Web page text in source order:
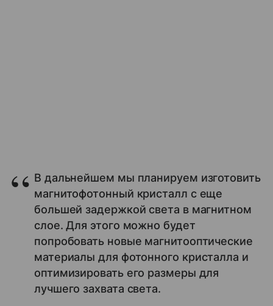
В дальнейшем мы планируем изготовить
магнитофотонный кристалл с еще
большей задержкой света в магнитном
слое. Для этого можно будет
попробовать новые магнитооптические
материалы для фотонного кристалла и
оптимизировать его размеры для
лучшего захвата света.